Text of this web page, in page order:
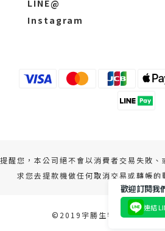
LINE@
Instagram
提醒您，本公司絕不會以消費者交易失敗
求您去提款機做任何取消交易或轉帳的
©2019宇勝生物科技股份有限
連結